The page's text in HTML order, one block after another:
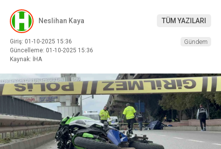
Neslihan Kaya TÜM YAZILARI
Giriş: 01-10-2025 15:36
Güncelleme: 01-10-2025 15:36
Kaynak: İHA
Gündem